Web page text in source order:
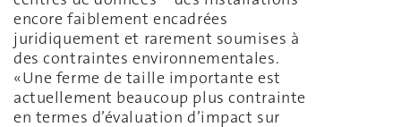
encore faiblement encadrées
juridiquement et rarement soumises à
des contraintes environnementales.
«Une ferme de taille importante est
actuellement beaucoup plus contrainte
en termes d’évaluation d’impact sur